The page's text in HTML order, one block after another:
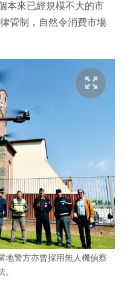
本來已經規模不大的市
管制，自然令消費市場
地警方亦曾採用無人機偵察
。